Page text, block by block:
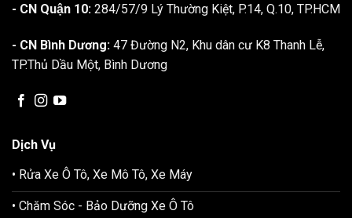
- CN Quận 10: 284/57/9 Lý Thường Kiệt, P.14, Q.10, TP.HCM
- CN Bình Dương: 47 Đường N2, Khu dân cư K8 Thanh Lễ,
TP.Thủ Dầu Một, Bình Dương
Dịch Vụ
• Rửa Xe Ô Tô, Xe Mô Tô, Xe Máy
• Chăm Sóc - Bảo Dưỡng Xe Ô Tô